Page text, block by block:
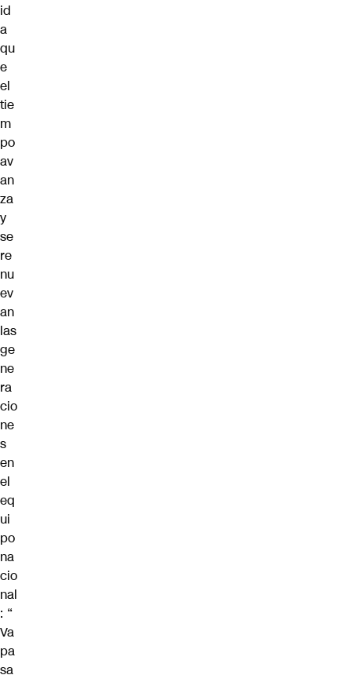
id
a
qu
e
el
tie
m
po
av
an
za
y
se
re
nu
ev
an
las
ge
ne
ra
cio
ne
s
en
el
eq
ui
po
na
cio
nal
: “
Va
pa
sa